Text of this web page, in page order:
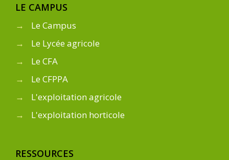
LE CAMPUS
→
Le Campus
→
Le Lycée agricole
→
Le CFA
→
Le CFPPA
→
L'exploitation agricole
→
L'exploitation horticole
RESSOURCES